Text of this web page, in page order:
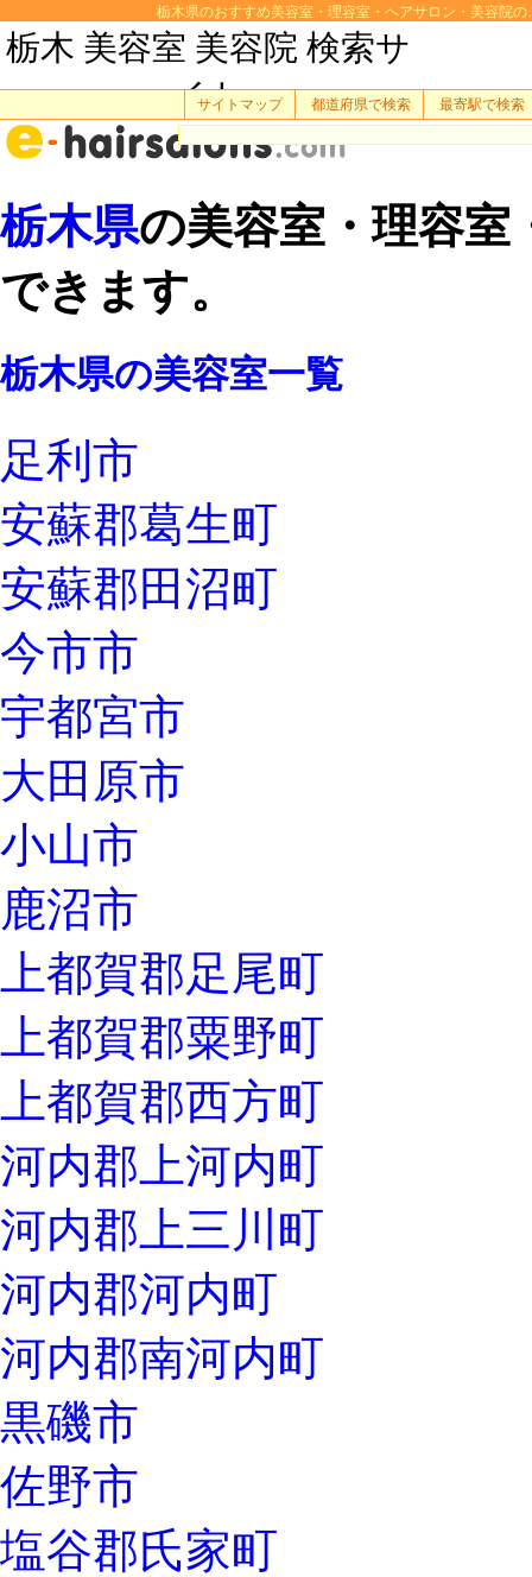
栃木県のおすすめ美容室・理容室・ヘアサロン・美容院
栃木 美容室 美容院 検索サ
イト
サイトマップ 都道府県で検索 最寄駅で検索
栃木県の美容室・理容室
できます。
栃木県の美容室一覧
足利市
安蘇郡葛生町
安蘇郡田沼町
今市市
宇都宮市
大田原市
小山市
鹿沼市
上都賀郡足尾町
上都賀郡粟野町
上都賀郡西方町
河内郡上河内町
河内郡上三川町
河内郡河内町
河内郡南河内町
黒磯市
佐野市
塩谷郡氏家町